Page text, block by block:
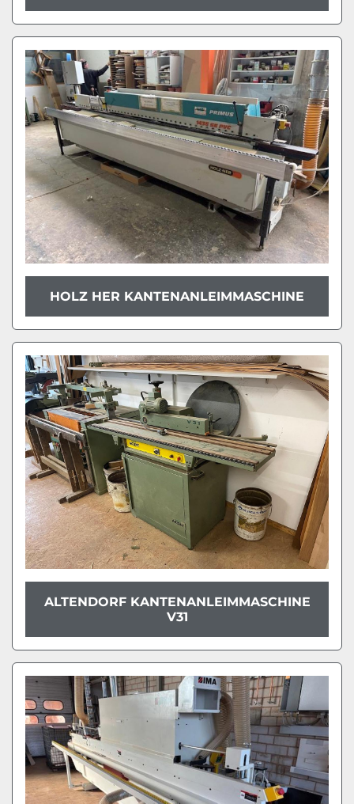
HOLZ HER KANTENANLEIMMASCHINE
ALTENDORF KANTENANLEIMMASCHINE
V31